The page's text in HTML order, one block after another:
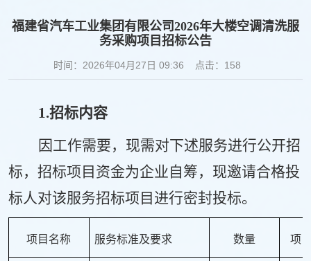
福建省汽车工业集团有限公司2026年大楼空调清洗服
务采购项目招标公告
时间：2026年04月27日 09:36 点击： 158
1 .招标内容
因工作需要，现需对下述服务进行公开招
标，招标项目资金为企业自筹，现邀请合格投
标人对该服务招标项目进行密封投标。
项目名称 服务标准及要求 数量 项